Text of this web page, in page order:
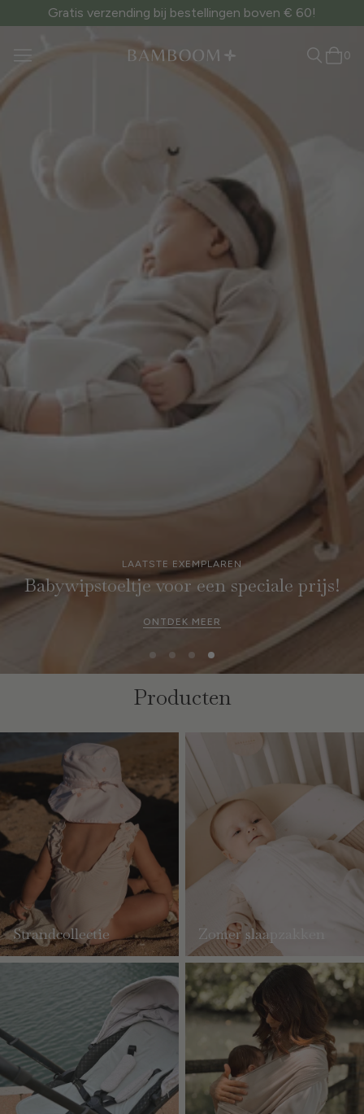
Gratis verzending bij bestellingen boven € 60!
0
ZOMERUITVERKOOP
tot wel 50%!
ONTDEK MEER
Producten
Strandcollectie Zomer slaapzakken